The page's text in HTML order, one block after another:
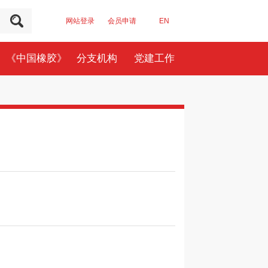
网站登录 会员申请 EN
《中国橡胶》 分支机构 党建工作